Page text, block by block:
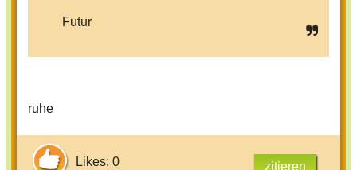
Futur
ruhe
Likes: 0 zitieren